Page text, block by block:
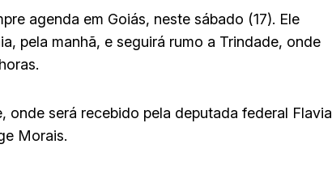
agenda em Goiás, neste sábado (17). Ele
pela manhã, e seguirá rumo a Trindade, onde
onde será recebido pela deputada federal Flavia
Morais.